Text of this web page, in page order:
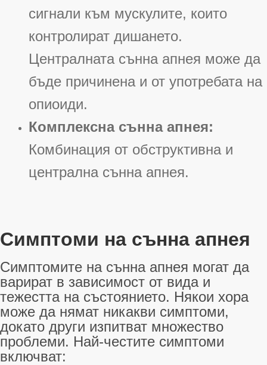
сигнали към мускулите, които
контролират дишането.
Централната сънна апнея може да
бъде причинена и от употребата на
опиоиди.
Комплексна сънна апнея:
Комбинация от обструктивна и
централна сънна апнея.
Симптоми на сънна апнея
Симптомите на сънна апнея могат да
варират в зависимост от вида и
тежестта на състоянието. Някои хора
може да нямат никакви симптоми,
докато други изпитват множество
проблеми. Най-честите симптоми
включват: